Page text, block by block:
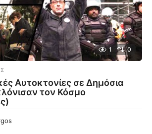
1 0
Αυτοκτονίες σε Δημόσια
τον Κόσμο